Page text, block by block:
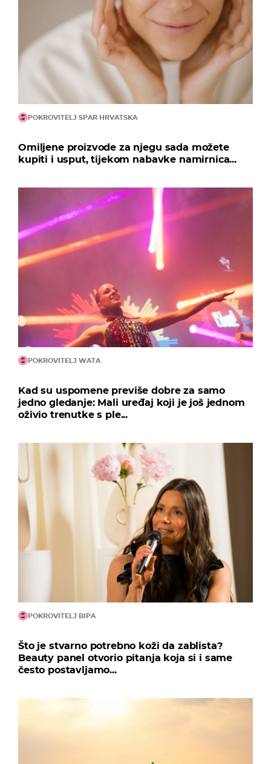
POKROVITELJ SPAR HRVATSKA
Omiljene proizvode za njegu sada možete
kupiti i usput, tijekom nabavke namirnica...
POKROVITELJ WATA
Kad su uspomene previše dobre za samo
jedno gledanje: Mali uređaj koji je još jednom
oživio trenutke s ple...
POKROVITELJ BIPA
Što je stvarno potrebno koži da zablista?
Beauty panel otvorio pitanja koja si i same
često postavljamo...